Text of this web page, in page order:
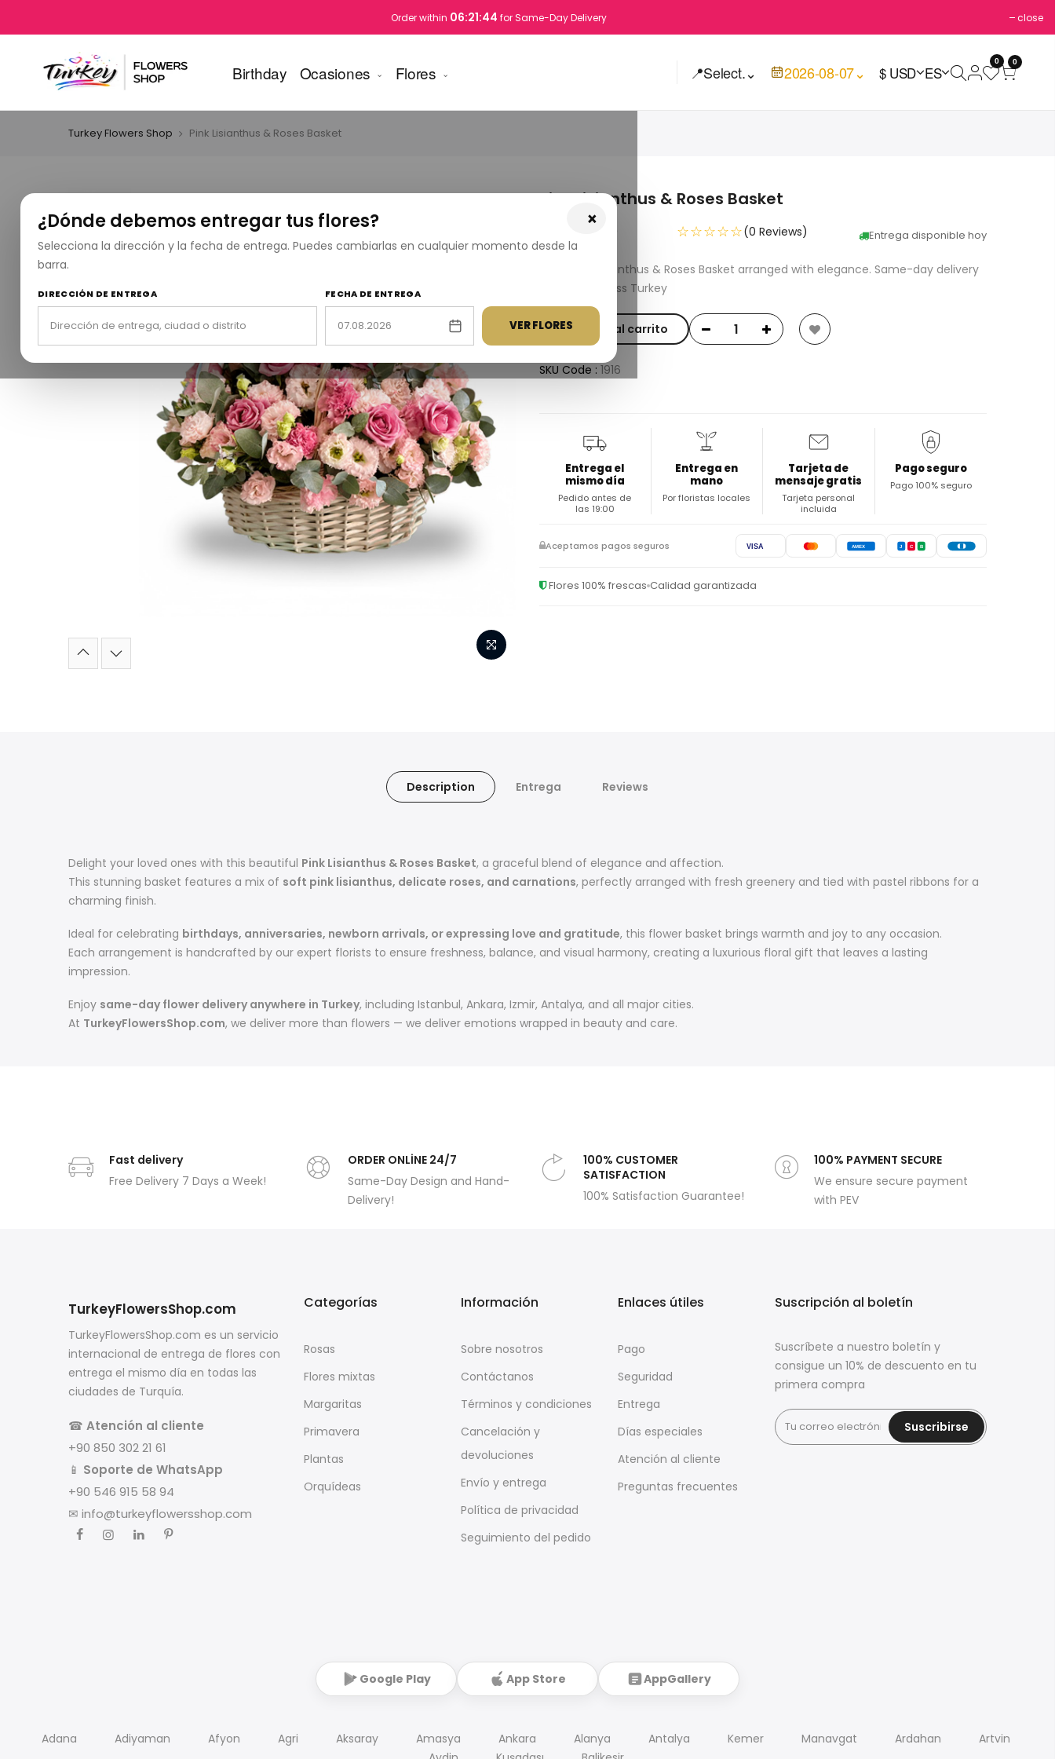
Order within 06:21:44 for Same-Day Delivery close
Birthday Ocasiones Flores 📍Select.⌄ 2026-08-07⌄ $ USD ES
0 0
×
¿Dónde debemos entregar tus flores?
Selecciona la dirección y la fecha de entrega. Puedes cambiarlas en cualquier momento desde la
barra.
DIRECCIÓN DE ENTREGA FECHA DE ENTREGA
VER FLORES
Turkey Flowers Shop Pink Lisianthus & Roses Basket
Pink Lisianthus & Roses Basket
Entrega disponible hoy
☆☆☆☆☆(0 Reviews)
Fresh Pink Lisianthus & Roses Basket arranged with elegance. Same-day delivery
available across Turkey
Añadir al carrito
SKU Code : 1916
Entrega el
mismo día
Pedido antes de
las 19:00
Entrega en
mano
Por floristas locales
Tarjeta de
mensaje gratis
Tarjeta personal
incluida
Pago seguro
Pago 100% seguro
Aceptamos pagos seguros VISA AMEX J C B
Flores 100% frescas Calidad garantizada
Description Entrega Reviews
Delight your loved ones with this beautiful Pink Lisianthus & Roses Basket, a graceful blend of elegance and affection.
This stunning basket features a mix of soft pink lisianthus, delicate roses, and carnations, perfectly arranged with fresh greenery and tied with pastel ribbons for a
charming finish.
Ideal for celebrating birthdays, anniversaries, newborn arrivals, or expressing love and gratitude, this flower basket brings warmth and joy to any occasion.
Each arrangement is handcrafted by our expert florists to ensure freshness, balance, and visual harmony, creating a luxurious floral gift that leaves a lasting
impression.
Enjoy same-day flower delivery anywhere in Turkey, including Istanbul, Ankara, Izmir, Antalya, and all major cities.
At TurkeyFlowersShop.com, we deliver more than flowers — we deliver emotions wrapped in beauty and care.
Fast delivery
Free Delivery 7 Days a Week!
ORDER ONLİNE 24/7
Same-Day Design and Hand-
Delivery!
100% CUSTOMER
SATISFACTION
100% Satisfaction Guarantee!
100% PAYMENT SECURE
We ensure secure payment
with PEV
TurkeyFlowersShop.com
TurkeyFlowersShop.com es un servicio
internacional de entrega de flores con
entrega el mismo día en todas las
ciudades de Turquía.
☎ Atención al cliente
+90 850 302 21 61
📱 Soporte de WhatsApp
+90 546 915 58 94
✉ info@turkeyflowersshop.com
Categorías
Rosas
Flores mixtas
Margaritas
Primavera
Plantas
Orquídeas
Información
Sobre nosotros
Contáctanos
Términos y condiciones
Cancelación y
devoluciones
Envío y entrega
Política de privacidad
Seguimiento del pedido
Enlaces útiles
Pago
Seguridad
Entrega
Días especiales
Atención al cliente
Preguntas frecuentes
Suscripción al boletín
Suscríbete a nuestro boletín y
consigue un 10% de descuento en tu
primera compra
Suscribirse
Google Play App Store AppGallery
Adana Adiyaman Afyon Agri Aksaray Amasya Ankara Alanya Antalya Kemer Manavgat Ardahan
Artvin